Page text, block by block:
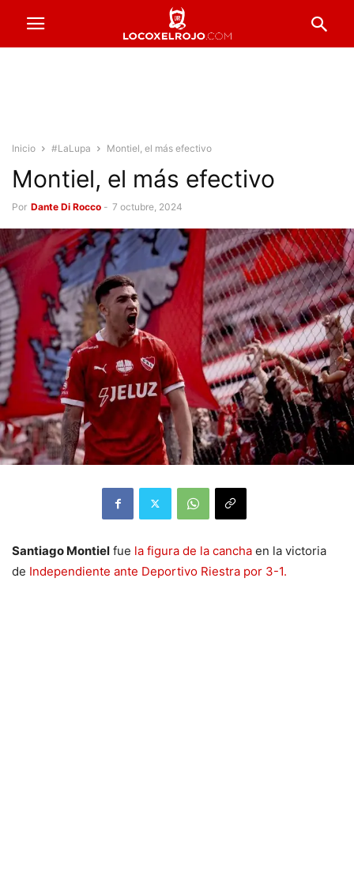
Inicio #LaLupa Montiel, el más efectivo
Montiel, el más efectivo
Por Dante Di Rocco - 7 octubre, 2024
Santiago Montiel fue la figura de la cancha en la victoria
de Independiente ante Deportivo Riestra por 3-1.